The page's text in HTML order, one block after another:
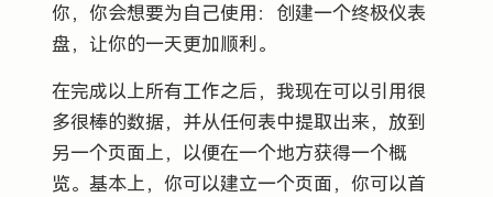
你，你会想要为自己使用：创建一个终极仪表
盘，让你的一天更加顺利。
在完成以上所有工作之后，我现在可以引用很
多很棒的数据，并从任何表中提取出来，放到
另一个页面上，以便在一个地方获得一个概
览。基本上，你可以建立一个页面，你可以首